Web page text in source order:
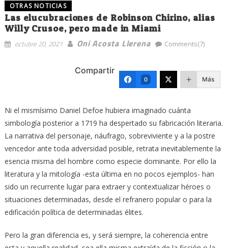
OTRAS NOTICIAS
Las elucubraciones de Robinson Chirino, alias
Willy Crusoe, pero made in Miami
octubre 20, 2021 Oni Acosta Llerena Comments(7)
Compartir
0 Más
Ni el mismísimo Daniel Defoe hubiera imaginado cuánta
simbología posterior a 1719 ha despertado su fabricación literaria.
La narrativa del personaje, náufrago, sobreviviente y a la postre
vencedor ante toda adversidad posible, retrata inevitablemente la
esencia misma del hombre como especie dominante. Por ello la
literatura y la mitología -esta última en no pocos ejemplos- han
sido un recurrente lugar para extraer y contextualizar héroes o
situaciones determinadas, desde el refranero popular o para la
edificación política de determinadas élites.
Pero la gran diferencia es, y será siempre, la coherencia entre